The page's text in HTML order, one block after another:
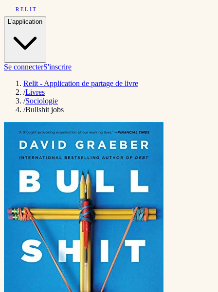
RELIT
L'application
Se connecterS'inscrire
Relit - Application de partage de livre
/Livres
/Sociologie
/Bullshit jobs